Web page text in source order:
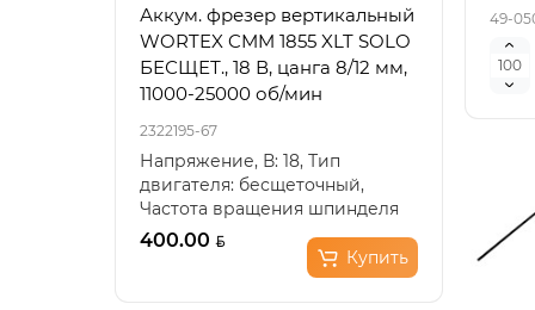
Аккум. фрезер вертикальный
WORTEX CMM 1855 XLT SOLO
БЕСЩЕТ., 18 В, цанга 8/12 мм,
11000-25000 об/мин
2322195-67
Напряжение, В: 18, Тип
двигателя: бесщеточный,
Частота вращения шпинделя
(холостой ход), мин??: 11..
400.00
Купить
0-
49-